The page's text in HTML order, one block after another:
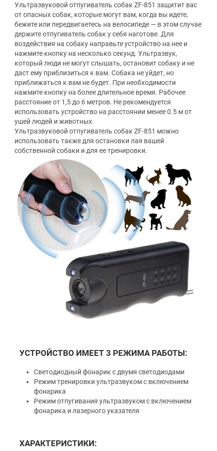
Ультразвуковой отпугиватель собак ZF-851 защитит вас
от опасных собак, которые могут вам, когда вы идете,
бежите или передвигаетесь на велосипеде — в этом случае
держите отпугиватель собак у себя наготове. Для
воздействия на собаку направьте устройство на нее и
нажмите кнопку на несколько секунд. Ультразвук,
который люди не могут слышать, остановит собаку и не
даст ему приблизиться к вам. Собака не уйдет, но
приближаться к вам не будет. При необходимости
нажмите кнопку на более длительное время. Рабочее
расстояние от 1,5 до 6 метров. Не рекомендуется
использовать устройство на расстоянии менее 0.5 м от
ушей людей и животных.
Ультразвуковой отпугиватель собак ZF-851 можно
использовать также для остановки лая вашей
собственной собаки и для ее тренировки.
УСТРОЙСТВО ИМЕЕТ 3 РЕЖИМА РАБОТЫ:
Светодиодный фонарик с двумя светодиодами
Режим тренировки ультразвуком с включением
фонарика
Режим отпугивания ультразвуком с включением
фонарика и лазерного указателя
ХАРАКТЕРИСТИКИ: